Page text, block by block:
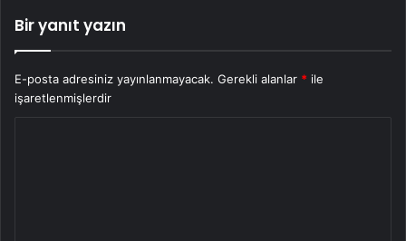
Bir yanıt yazın
E-posta adresiniz yayınlanmayacak. Gerekli alanlar * ile
işaretlenmişlerdir